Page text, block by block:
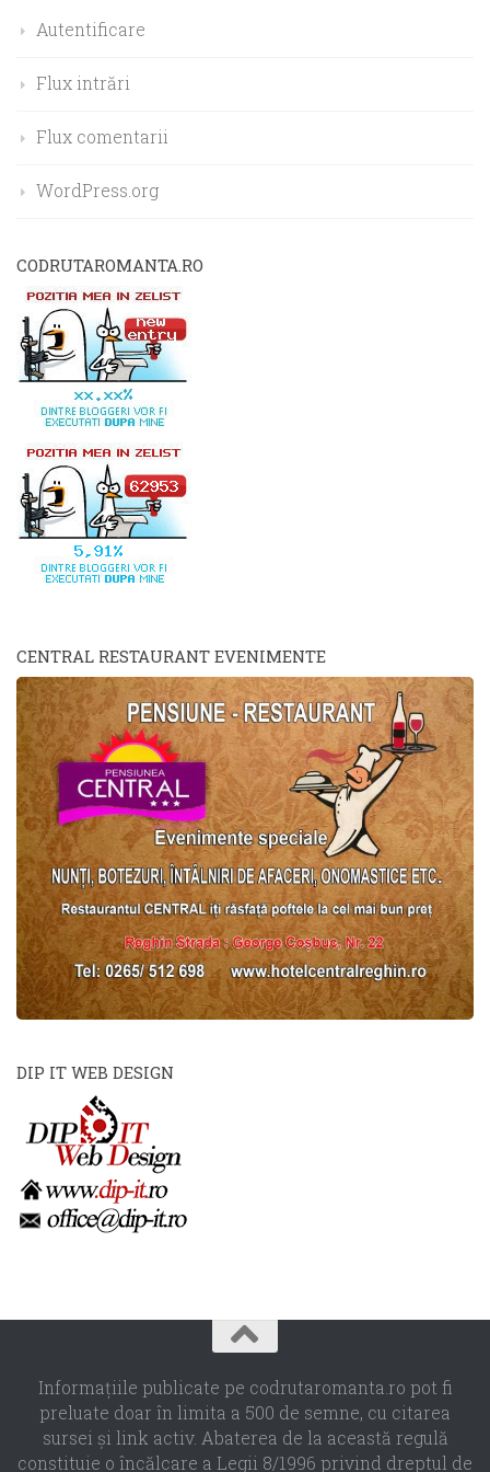
Autentificare
Flux intrări
Flux comentarii
WordPress.org
CODRUTAROMANTA.RO
CENTRAL RESTAURANT EVENIMENTE
DIP IT WEB DESIGN
Informaţiile publicate pe codrutaromanta.ro pot fi
preluate doar în limita a 500 de semne, cu citarea
sursei şi link activ. Abaterea de la această regulă
constituie o încălcare a Legii 8/1996 privind dreptul de